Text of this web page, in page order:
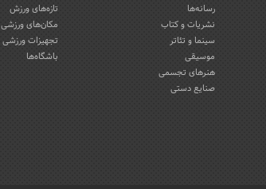
رسانه‌ها
نشریات و کتاب
سینما و تئاتر
موسیقی
هنرهای تجسمی
صنایع دستی
تازه‌های ورزش
مکان‌های ورزشی
تجهیزات ورزشی
باشگاه‌ها